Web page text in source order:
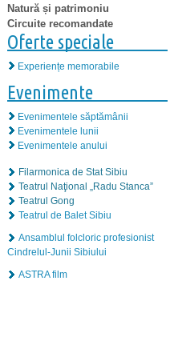
Natură și patrimoniu
Circuite recomandate
Oferte speciale
Experiențe memorabile
Evenimente
Evenimentele săptămânii
Evenimentele lunii
Evenimentele anului
Filarmonica de Stat Sibiu
Teatrul Naţional „Radu Stanca”
Teatrul Gong
Teatrul de Balet Sibiu
Ansamblul folcloric profesionist
Cindrelul-Junii Sibiului
ASTRA film